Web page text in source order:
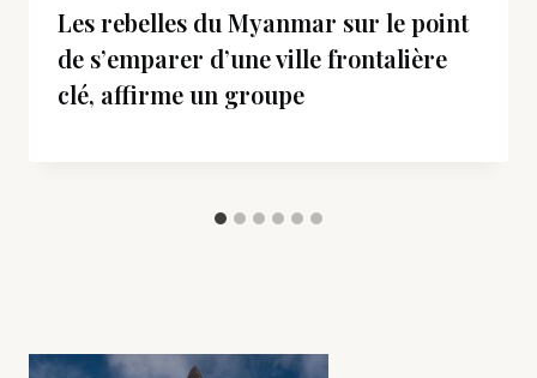
Les rebelles du Myanmar sur le point
de s’emparer d’une ville frontalière
clé, affirme un groupe